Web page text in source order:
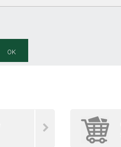
OK